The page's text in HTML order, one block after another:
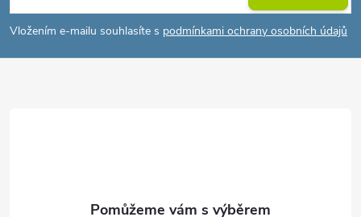
pVložením e-mailu souhlasíte s podmínkami ochrany osobních údajů